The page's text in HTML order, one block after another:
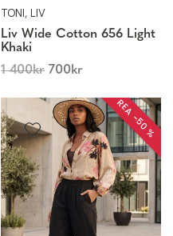
TONI, LIV
Liv Wide Cotton 656 Light
Khaki
1 400kr 700kr
REA −50 %